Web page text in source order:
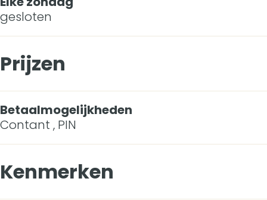
gesloten
Prijzen
Betaalmogelijkheden
Contant , PIN
Kenmerken